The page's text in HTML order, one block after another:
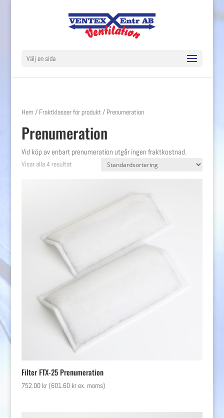
Välj en sida
Hem / Fraktklasser för produkt / Prenumeration
Prenumeration
Vid köp av enbart prenumeration utgår ingen fraktkostnad.
Visar alla 4 resultat
Filter FTX-25 Prenumeration
752.00 kr (601.60 krex. moms)